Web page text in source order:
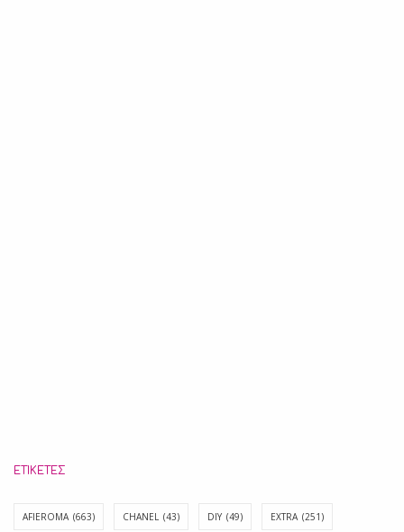
ΕΤΙΚΈΤΕΣ
AFIEROMA (663) CHANEL (43) DIY (49) EXTRA (251)